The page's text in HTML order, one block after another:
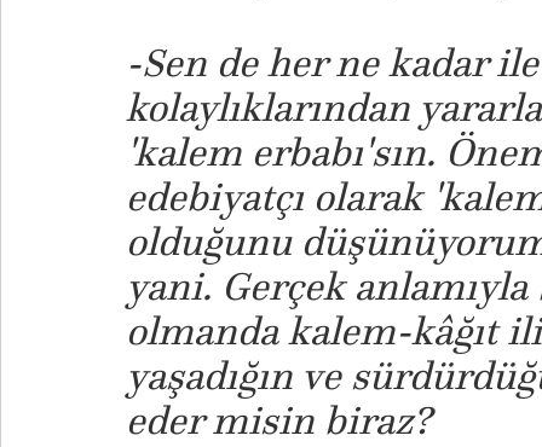
-Sen de her ne kadar
kolaylıklarından
'kalem erbabı'sın.
edebiyatçı olarak
olduğunu
yani. Gerçek anlamıyla
olmanda kalem-kâğıt
yaşadığın ve
eder misin biraz?